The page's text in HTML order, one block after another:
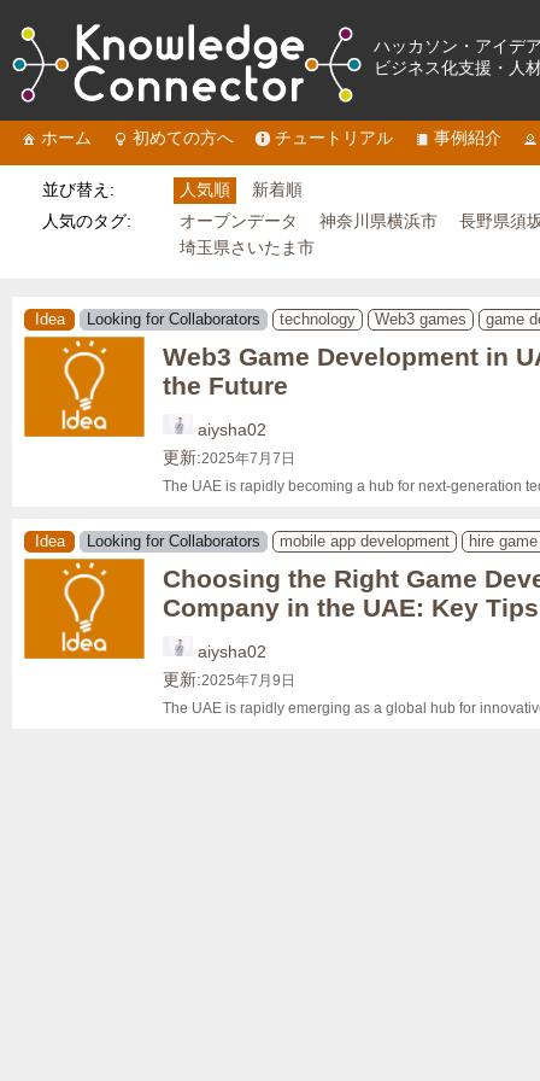
ハッカソン・アイデ
ビジネス化支援・人
ホーム 初めての方へ チュートリアル 事例紹介
並び替え: 人気順
新着順
人気のタグ:
オープンデータ 神奈川県横浜市
長野県須
埼玉県さいたま市
Idea Looking for Collaborators technology Web3 games game
Web3 Game Development in
the Future
aiysha02
更新:2025年7月7日
The UAE is rapidly becoming a hub for next-generation
Idea Looking for Collaborators mobile app development hire
Choosing the Right Game
Company in the UAE: Key
aiysha02
更新:2025年7月9日
The UAE is rapidly emerging as a global hub for